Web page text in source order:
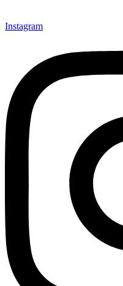
Instagram